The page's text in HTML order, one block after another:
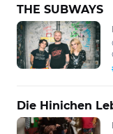
THE SUBWAYS
Die Hinichen